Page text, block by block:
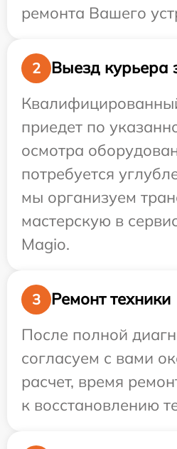
ремонта Вашего
2
Выезд курьера
приедет по
осмотра
потребуется
мы организуем
мастерскую в
Magio.
3
Ремонт техники
После полной
согласуем с вами
расчет, время
к восстановлению